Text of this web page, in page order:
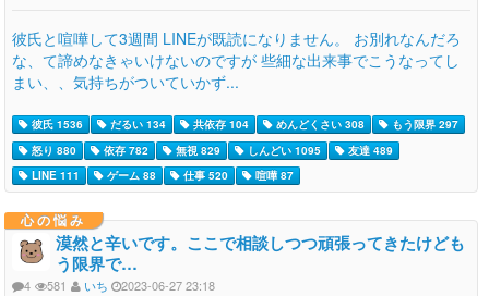
彼氏と喧嘩して3週間 LINEが既読になりません。 お別れなんだろ
な、て諦めなきゃいけないのですが 些細な出来事でこうなってし
まい、、気持ちがついていかず...
彼氏 1536 だるい 134 共依存 104 めんどくさい 308
もう限界 297
怒り 880
依存 782 無視 829 しんどい 1095
友達 489
LINE 111
ゲーム 88 仕事 520 喧嘩 87
心の悩み
漠然と辛いです。ここで相談しつつ頑張ってきたけども
う限界で…
4 581 いち 2023-06-27 23:18